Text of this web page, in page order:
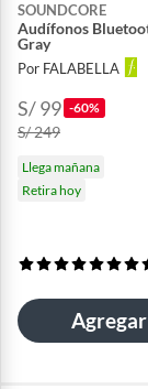
SOUNDCORE
Audífonos
Gray
Por FALABELLA
S/ 99 -60%
S/ 249
Llega mañana
Retira hoy
Agregar